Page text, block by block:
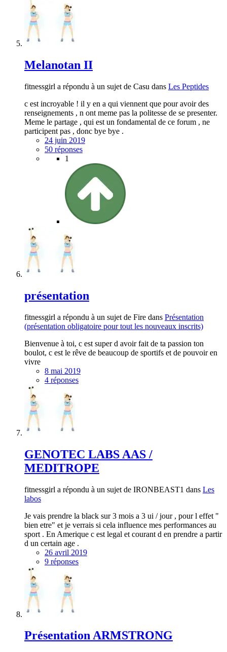
Melanotan II
fitnessgirl a répondu à un sujet de Casu dans Les Peptides
c est incroyable ! il y en a qui viennent que pour avoir des
renseignements , n ont meme pas la politesse de se presenter.
Meme le partage , qui est un fondamental de ce forum , ne
participent pas , donc bye bye .
24 juin 2019
50 réponses
1
présentation
fitnessgirl a répondu à un sujet de Fire dans Présentation
(présentation obligatoire pour tout les nouveaux inscrits)
Bienvenue à toi, c est super d avoir fait de ta passion ton
boulot, c est le rêve de beaucoup de sportifs et de pouvoir en
vivre
8 mai 2019
4 réponses
GENOTEC LABS AAS /
MEDITROPE
fitnessgirl a répondu à un sujet de IRONBEAST1 dans Les
labos
Je vais prendre la black sur 3 mois a 3 ui / jour , pour l effet "
bien etre" et je verrais si cela influence mes performances au
sport . En Amerique c est legal et courant d en prendre a partir
d un certain age .
26 avril 2019
9 réponses
Présentation ARMSTRONG